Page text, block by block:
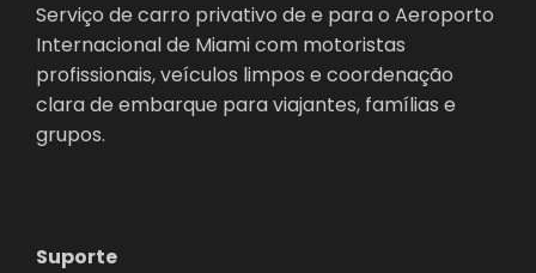
Serviço de carro privativo de e para o Aeroporto
Internacional de Miami com motoristas
profissionais, veículos limpos e coordenação
clara de embarque para viajantes, famílias e
grupos.
Suporte